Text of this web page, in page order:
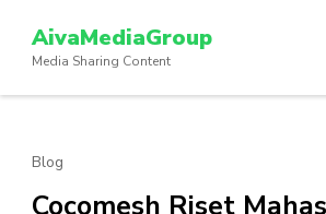
konten
(Tekan
AivaMediaGroup
Media Sharing Content
Blog
Cocomesh Riset